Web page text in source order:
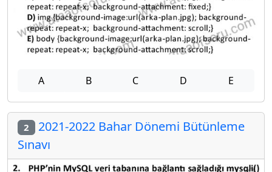
A B C D E
2 2021-2022 Bahar Dönemi Bütünleme
Sınavı